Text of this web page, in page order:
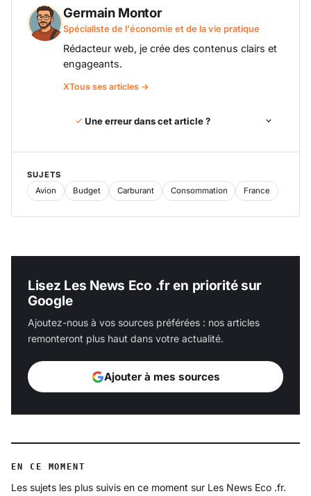
Germain Montor
Spécialiste de l'économie et de la vie pratique
Rédacteur web, je crée des contenus clairs et
engageants.
XTous ses articles →
Une erreur dans cet article ?
SUJETS
Avion
Budget Carburant Consommation France
Lisez Les News Eco .fr en priorité sur
Google
Ajoutez-nous à vos sources préférées : nos articles
remonteront plus haut dans votre actualité.
Ajouter à mes sources
EN CE MOMENT
Les sujets les plus suivis en ce moment sur Les News Eco .fr.